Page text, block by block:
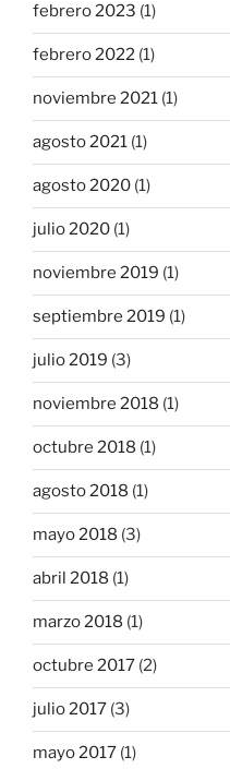
febrero 2023 (1)
febrero 2022 (1)
noviembre 2021 (1)
agosto 2021 (1)
agosto 2020 (1)
julio 2020 (1)
noviembre 2019 (1)
septiembre 2019 (1)
julio 2019 (3)
noviembre 2018 (1)
octubre 2018 (1)
agosto 2018 (1)
mayo 2018 (3)
abril 2018 (1)
marzo 2018 (1)
octubre 2017 (2)
julio 2017 (3)
mayo 2017 (1)